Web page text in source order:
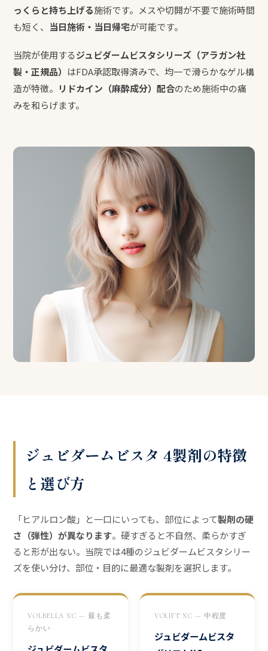
っくらと持ち上げる施術です。メスや切開が不要で施術時間
も短く、 当日施術・当日帰宅が可能です。
当院が使用するジュビダームビスタシリーズ（アラガン社
製・正規品） はFDA承認取得済みで、均一で滑らかなゲル構
造が特徴。 リドカイン（麻酔成分）配合のため施術中の痛
みを和らげます。
ジュビダームビスタ 4製剤の特徴
と選び方
「ヒアルロン酸」と一口にいっても、部位によって製剤の硬
さ（弾性）が異なります。硬すぎると不自然、柔らかすぎ
ると形が出ない。当院では4種のジュビダームビスタシリー
ズを使い分け、部位・目的に最適な製剤を選択します。
VOLBELLA XC — 最も柔
らかい
VOLIFT XC — 中程度
ジュビダームビスタ